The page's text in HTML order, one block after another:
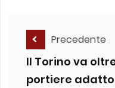
Precedente
Il Torino va
portiere